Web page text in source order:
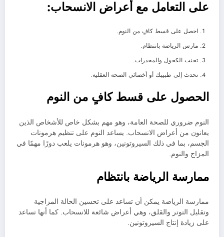
على التعامل مع أعراض الانسحاب:
احصل على قسط كافٍ من النوم.
مارس الرياضة بانتظام.
تجنب الكحول والمخدرات.
تحدث إلى طبيبك أو أخصائي الصحة العقلية.
الحصول على قسط كافٍ من النوم
النوم ضروري للصحة العامة، وهو مهم بشكل خاص للأشخاص الذين
يعانون من أعراض الانسحاب. يساعد النوم على تنظيم هرمونات
الجسم، بما في ذلك السيروتونين، وهو هرمونات يلعب دورًا مهمًا في
المزاج والنوم.
ممارسة الرياضة بانتظام
ممارسة الرياضة يمكن أن تساعد على تحسين الحالة المزاجية
وتقليل التوتر والقلق، وهي أعراض شائعة للانسحاب. كما أنها تساعد
على زيادة إنتاج السيروتونين.